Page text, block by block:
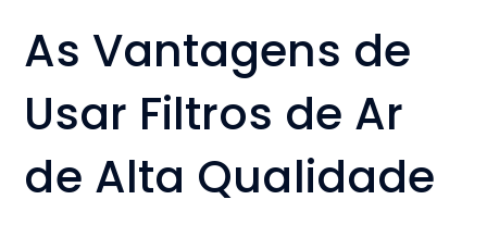
As Vantagens de
Usar Filtros de Ar
de Alta Qualidade